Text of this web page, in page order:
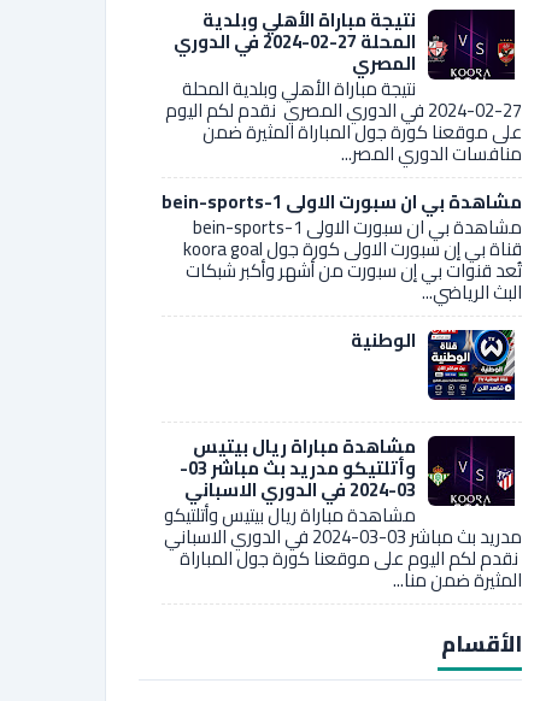
نتيجة مباراة الأهلي وبلدية
المحلة 27-02-2024 في الدوري
المصري
نتيجة مباراة الأهلي وبلدية المحلة
27-02-2024 في الدوري المصري نقدم لكم اليوم
على موقعنا كورة جول المباراة المثيرة ضمن
منافسات الدوري المصر...
مشاهدة بي ان سبورت الاولى bein-sports-1
مشاهدة بي ان سبورت الاولى bein-sports-1
قناة بي إن سبورت الاولى كورة جول koora goal
تُعد قنوات بي إن سبورت من أشهر وأكبر شبكات
البث الرياضي...
الوطنية
مشاهدة مباراة ريال بيتيس
وأتلتيكو مدريد بث مباشر 03-
03-2024 في الدوري الاسباني
مشاهدة مباراة ريال بيتيس وأتلتيكو
مدريد بث مباشر 03-03-2024 في الدوري الاسباني
نقدم لكم اليوم على موقعنا كورة جول المباراة
المثيرة ضمن منا...
الأقسام